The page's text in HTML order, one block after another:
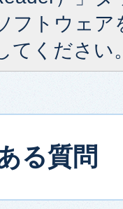
フトウェア
てください
る質問